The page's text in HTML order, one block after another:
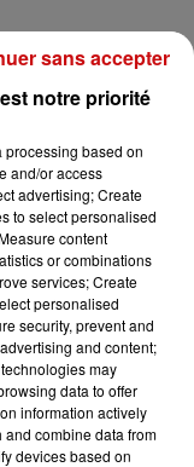
condamné à
avec sursis...
de Colmar
10 jours
notre priorité
based on
and/or access
advertising; Create
to select personalised
content
or combinations
services; Create
personalised
security, prevent and
and content;
may
data to offer
information actively
combine data from
devices based on
sans accepter